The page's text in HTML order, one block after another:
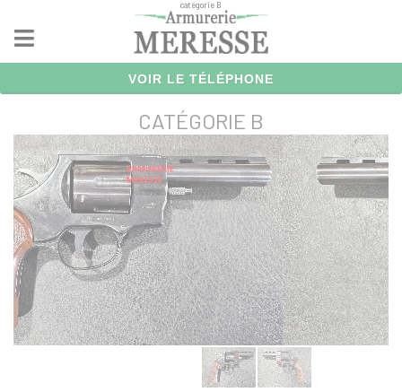
catégorie B
VOIR LE TÉLÉPHONE
CATÉGORIE B
Panneau de gestion des cookies